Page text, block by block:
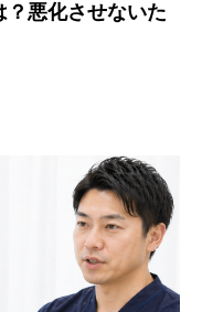
？悪化させないた